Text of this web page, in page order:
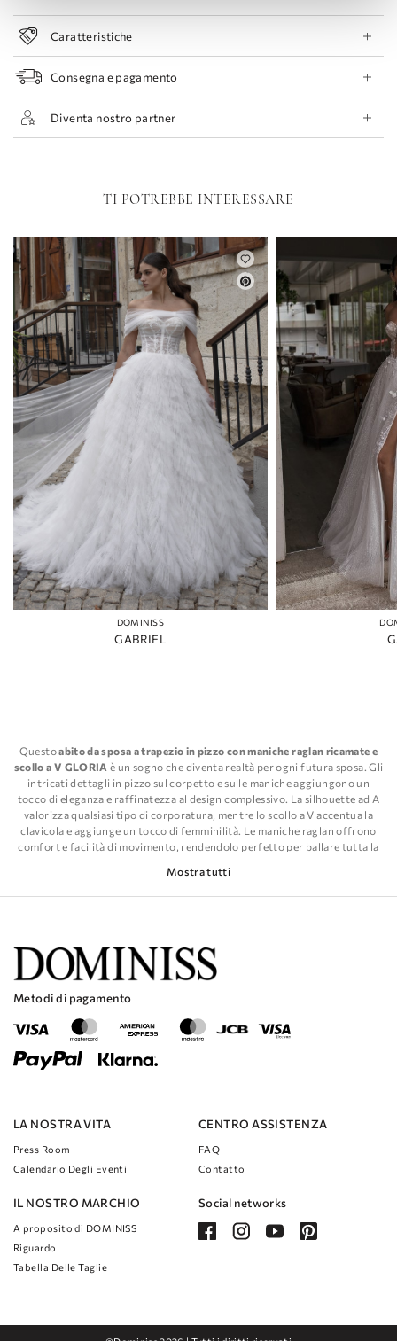
Caratteristiche
Consegna e pagamento
Diventa nostro partner
TI POTREBBE INTERESSARE
DOMINISS
GABRIEL
Questoabito da sposa a trapezio in pizzo con maniche raglan ricamate e
scollo a V GLORIA è un sogno che diventa realtà per ogni futura sposa. Gli
intricati dettagli in pizzo sul corpetto e sulle maniche aggiungono un
tocco di eleganza e raffinatezza al design complessivo. La silhouette ad A
valorizza qualsiasi tipo di corporatura, mentre lo scollo a V accentua la
clavicola e aggiunge un tocco di femminilità. Le maniche raglan offrono
comfort e facilità di movimento, rendendolo perfetto per ballare tutta la
durerà per gli anni a venire. Indossare questo abito farà sentire ogni sposa
una vera principessa nel suo giorno speciale.
Mostra tutti
LA NOSTRA VITA
Press Room
Calendario Degli Eventi
IL NOSTRO MARCHIO
A proposito di DOMINISS
Riguardo
Tabella Delle Taglie
CENTRO ASSISTENZA
FAQ
Contatto
Social networks
Metodi di pagamento